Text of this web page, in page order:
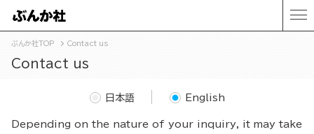
ぶんか社TOP Contact us
Contact us
Depending on the nature of your inquiry, it may take
日本語 English